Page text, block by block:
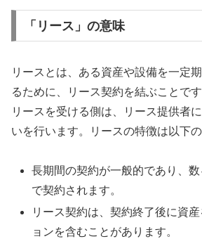
「リース」の意味
リースとは、ある資産や設備を一定
るために、リース契約を結ぶことで
リースを受ける側は、リース提供者
いを行います。リースの特徴は以下の
長期間の契約が一般的であり、
で契約されます。
リース契約は、契約終了後に資
ョンを含むことがあります。